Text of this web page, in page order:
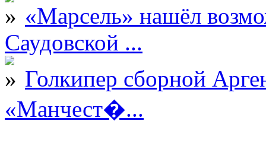
«Марсель» нашёл
Саудовской ...
Голкипер сборной
«Манчест�...